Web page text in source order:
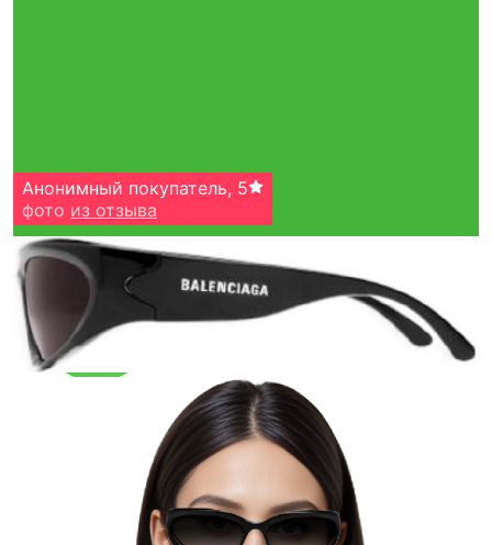
Тройная гарантия
оригинальности
Товар сертифицирован и опломбирован.
Проверяем на оригинальность
по 16 параметрам.
Если придёт подделка — вернём деньги
в трёхкратном размере.
Как мы провеяем товары
Анонимный покупатель, 5
фото из отзыва